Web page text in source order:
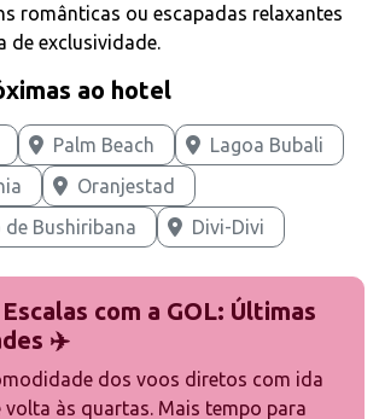
românticas ou escapadas relaxantes
de exclusividade.
ao hotel
Palm Beach
Lagoa Bubali
Oranjestad
Bushiribana
Divi-Divi
com a GOL: Últimas
✈️
dos voos diretos com ida
volta às quartas. Mais tempo para